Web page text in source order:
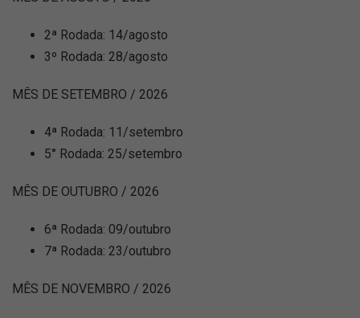
2ª Rodada: 14/agosto
3º Rodada: 28/agosto
MÊS DE SETEMBRO / 2026
4ª Rodada: 11/setembro
5° Rodada: 25/setembro
MÊS DE OUTUBRO / 2026
6ª Rodada: 09/outubro
7ª Rodada: 23/outubro
MÊS DE NOVEMBRO / 2026